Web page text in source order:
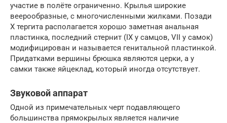
участие в полёте ограниченно. Крылья широкие
веерообразные, с многочисленными жилками. Позади
X тергита располагается хорошо заметная анальная
пластинка, последний стернит (IX у самцов, VII у самок)
модифицирован и называется генитальной пластинкой.
Придатками вершины брюшка являются церки, а у
самки также яйцеклад, который иногда отсутствует.
Звуковой аппарат
Одной из примечательных черт подавляющего
большинства прямокрылых является наличие